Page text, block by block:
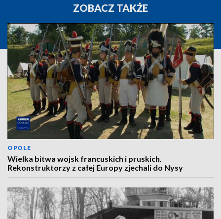
ZOBACZ TAKŻE
OPOLE
Wielka bitwa wojsk francuskich i pruskich.
Rekonstruktorzy z całej Europy zjechali do Nysy